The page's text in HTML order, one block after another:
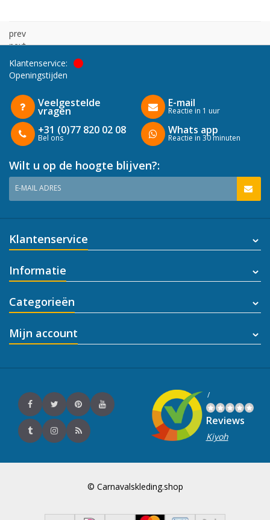
prev
next
Klantenservice:
Openingstijden
Veelgestelde
vragen
+31 (0)77 820 02 08
Bel ons
E-mail
Reactie in 1 uur
Whats app
Reactie in 30 minuten
Wilt u op de hoogte blijven?:
E-MAIL ADRES
Klantenservice
Informatie
Categorieën
Mijn account
/
Reviews
Kiyoh
© Carnavalskleding.shop